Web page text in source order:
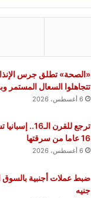
«الصحة» تطلق جرس
تتجاهلوا السعال المستمر
6 أغسطس، 2026
ترجع للقرن
16 عاما من سرقتها
6 أغسطس، 2026
جنيه